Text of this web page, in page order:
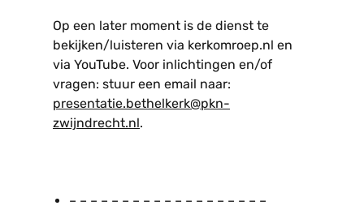
Op een later moment is de dienst te
bekijken/luisteren via kerkomroep.nl en
via YouTube. Voor inlichtingen en/of
vragen: stuur een email naar:
presentatie.bethelkerk@pkn-
zwijndrecht.nl.
– – – – – – – – – – – – – – – – – – –